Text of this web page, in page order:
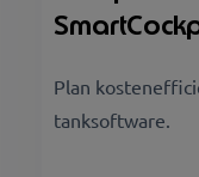
Plan
tanksoftware.